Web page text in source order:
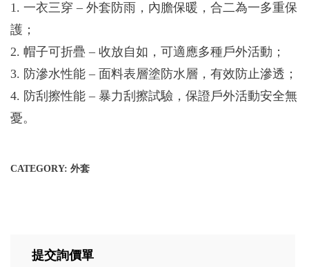
1. 一衣三穿 – 外套防雨，內膽保暖，合二為一多重保
護；
2. 帽子可折疊 – 收放自如，可適應多種戶外活動；
3. 防滲水性能 – 面料表層塗防水層，有效防止滲透；
4. 防刮擦性能 – 暴力刮擦試驗，保證戶外活動安全無
憂。
CATEGORY: 外套
提交詢價單